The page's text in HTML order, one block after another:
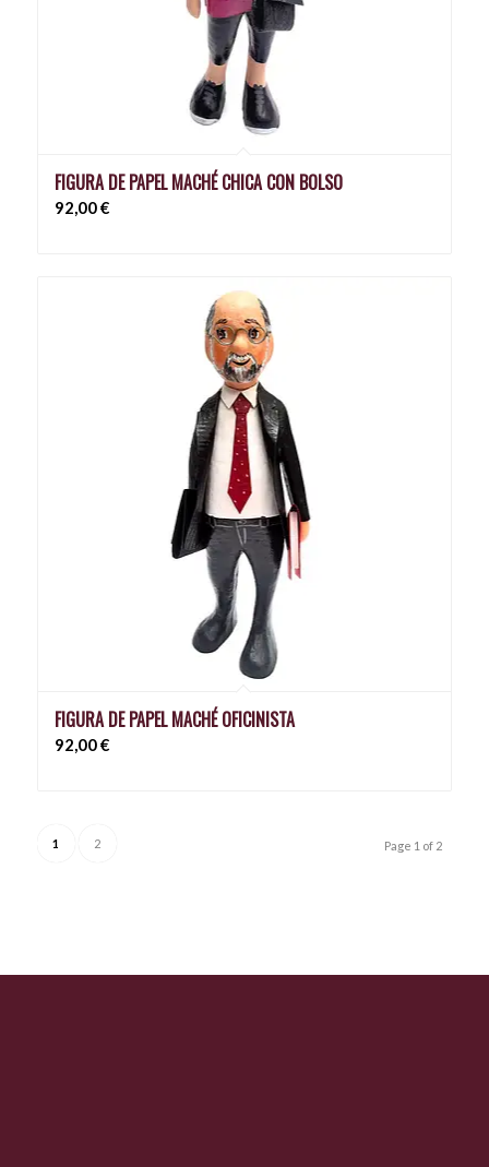
FIGURA DE PAPEL MACHÉ CHICA CON BOLSO
92,00€
FIGURA DE PAPEL MACHÉ OFICINISTA
92,00€
Page 1 of 2
1 2